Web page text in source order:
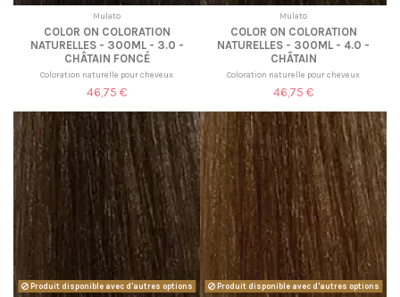
Mulato
COLOR ON COLORATION
NATURELLES - 300ML - 3.0 -
CHÂTAIN FONCÉ
Coloration naturelle pour cheveux
46,75 €
Mulato
COLOR ON COLORATION
NATURELLES - 300ML - 4.0 -
CHÂTAIN
Coloration naturelle pour cheveux
46,75 €
Produit disponible avec d'autres options Produit disponible avec d'autres options